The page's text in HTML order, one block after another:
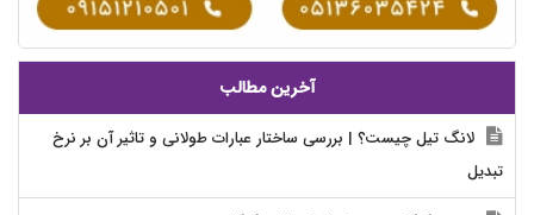
آخرین مطالب
لانگ تیل چیست؟ | بررسی ساختار عبارات طولانی و تاثیر آن بر نرخ
تبدیل